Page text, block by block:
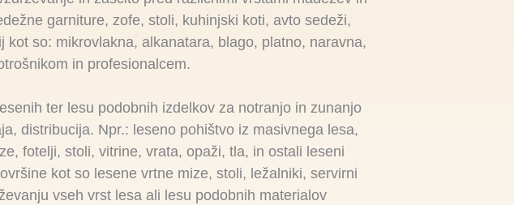
garniture, zofe, stoli, kuhinjski koti, avto sedeži,
so: mikrovlakna, alkanatara, blago, platno, naravna,
in profesionalcem.
ter lesu podobnih izdelkov za notranjo in zunanjo
distribucija. Npr.: leseno pohištvo iz masivnega lesa,
fotelji, stoli, vitrine, vrata, opaži, tla, in ostali leseni
kot so lesene vrtne mize, stoli, ležalniki, servirni
vseh vrst lesa ali lesu podobnih materialov